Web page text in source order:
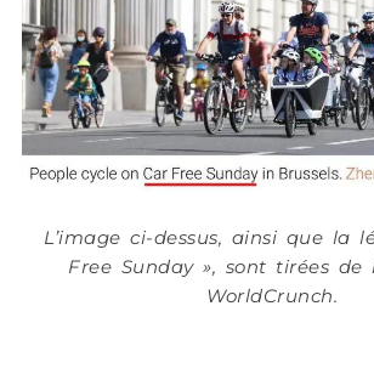
L’image ci-dessus, ainsi que la
Free Sunday », sont tirées de
WorldCrunch.